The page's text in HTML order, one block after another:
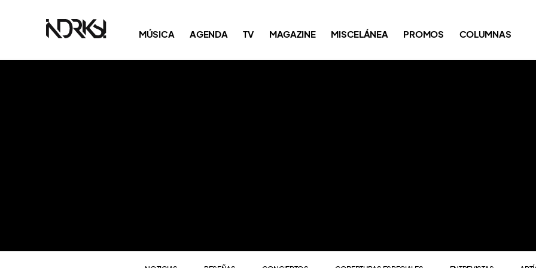
MÚSICA AGENDA TV MAGAZINE MISCELÁNEA PROMOS COLUMNAS